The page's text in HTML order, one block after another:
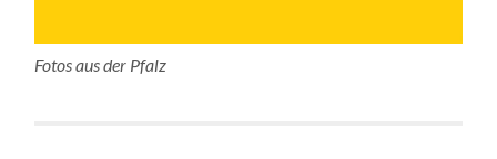
Fotos aus der Pfalz